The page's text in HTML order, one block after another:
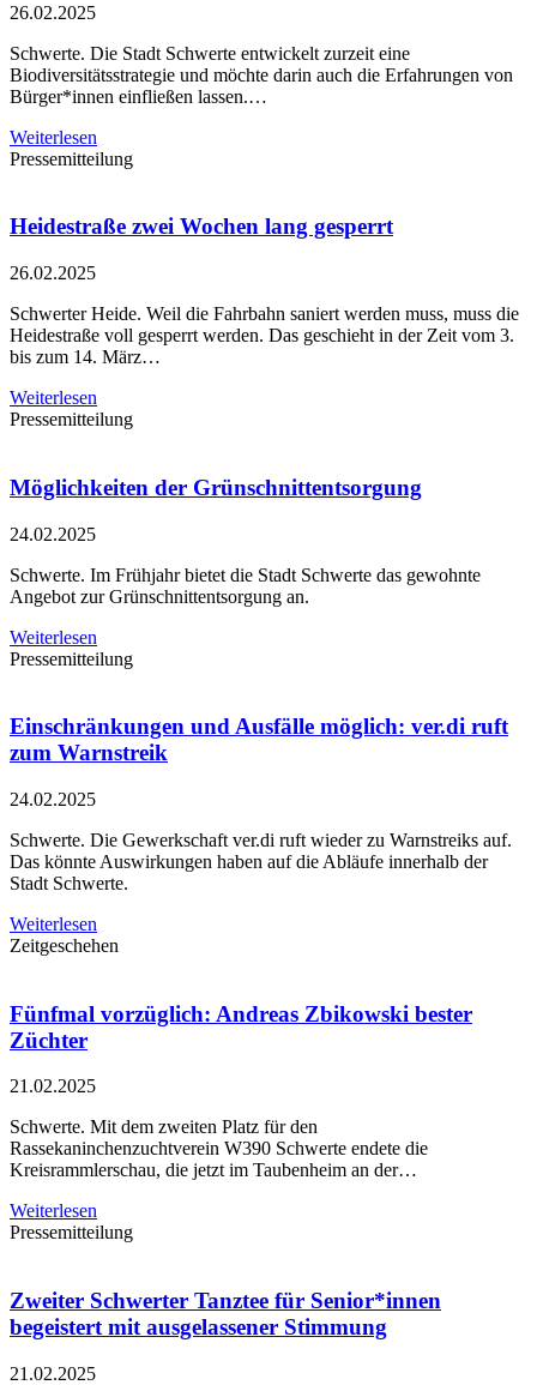
26.02.2025
Schwerte. Die Stadt Schwerte entwickelt zurzeit eine
Biodiversitätsstrategie und möchte darin auch die Erfahrungen von
Bürger*innen einfließen lassen.…
Weiterlesen
Pressemitteilung
Heidestraße zwei Wochen lang gesperrt
26.02.2025
Schwerter Heide. Weil die Fahrbahn saniert werden muss, muss die
Heidestraße voll gesperrt werden. Das geschieht in der Zeit vom 3.
bis zum 14. März…
Weiterlesen
Pressemitteilung
Möglichkeiten der Grünschnittentsorgung
24.02.2025
Schwerte. Im Frühjahr bietet die Stadt Schwerte das gewohnte
Angebot zur Grünschnittentsorgung an.
Weiterlesen
Pressemitteilung
Einschränkungen und Ausfälle möglich: ver.di ruft
zum Warnstreik
24.02.2025
Schwerte. Die Gewerkschaft ver.di ruft wieder zu Warnstreiks auf.
Das könnte Auswirkungen haben auf die Abläufe innerhalb der
Stadt Schwerte.
Weiterlesen
Zeitgeschehen
Fünfmal vorzüglich: Andreas Zbikowski bester
Züchter
21.02.2025
Schwerte. Mit dem zweiten Platz für den
Rassekaninchenzuchtverein W390 Schwerte endete die
Kreisrammlerschau, die jetzt im Taubenheim an der…
Weiterlesen
Pressemitteilung
Zweiter Schwerter Tanztee für Senior*innen
begeistert mit ausgelassener Stimmung
21.02.2025